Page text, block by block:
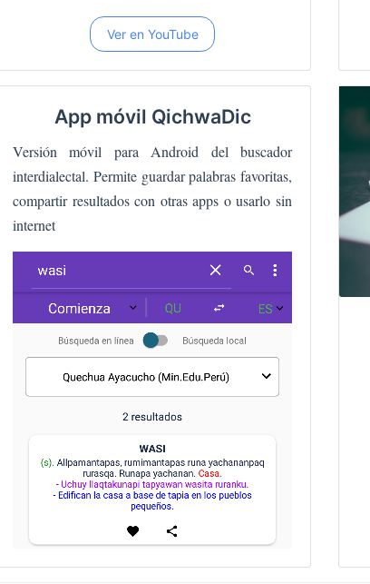
Ver en YouTube
App móvil QichwaDic
Versión móvil para Android del buscador
interdialectal. Permite guardar palabras favoritas,
compartir resultados con otras apps o usarlo sin
internet